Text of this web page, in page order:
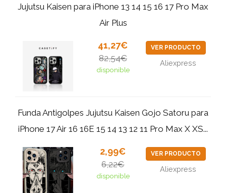
Jujutsu Kaisen para iPhone 13 14 15 16 17 Pro Max
Air Plus
41,27€
82,54€
disponible
VER PRODUCTO
Aliexpress
Funda Antigolpes Jujutsu Kaisen Gojo Satoru para
iPhone 17 Air 16 16E 15 14 13 12 11 Pro Max X XS...
2,99€
6,22€
disponible
VER PRODUCTO
Aliexpress